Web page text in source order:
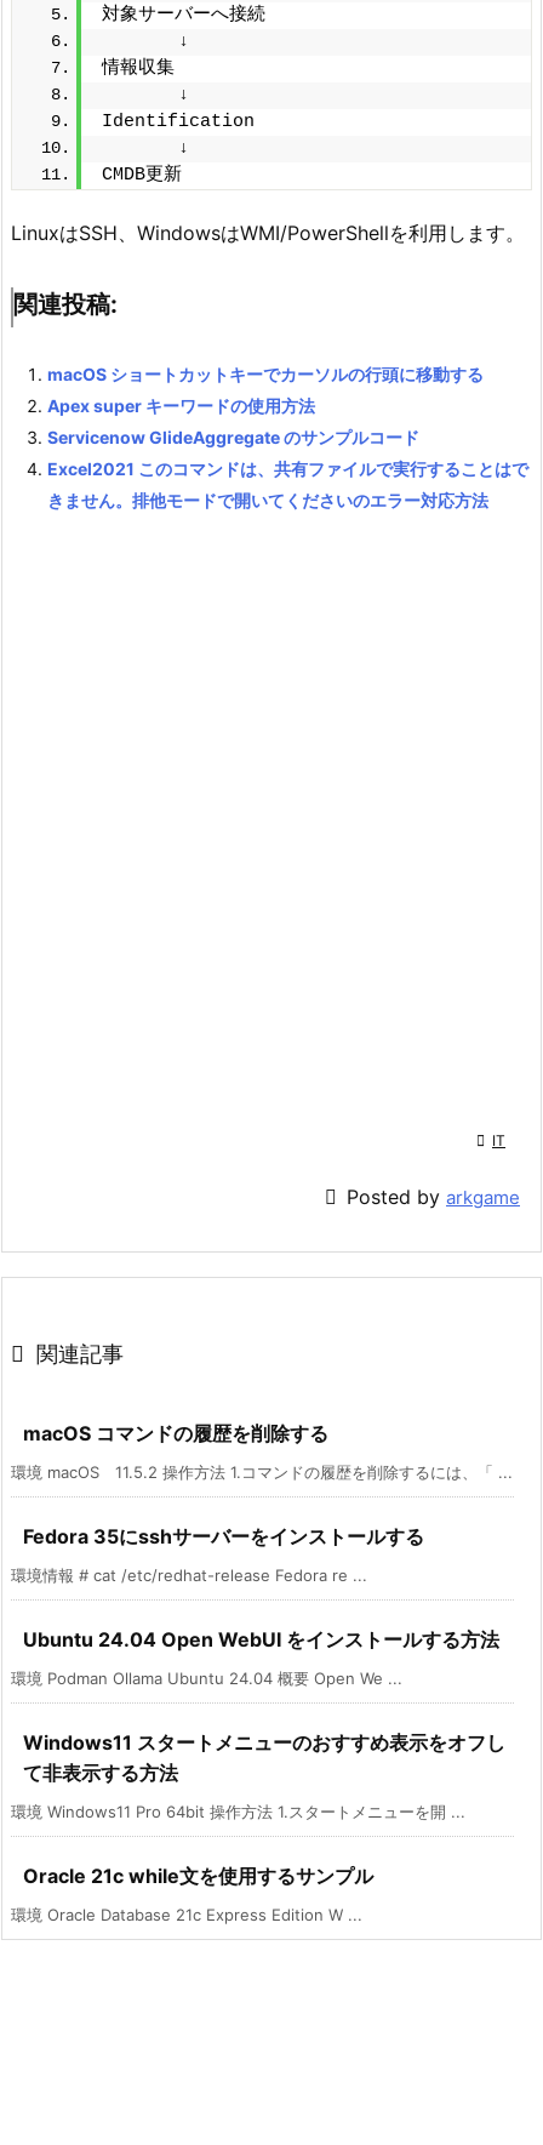
対象サーバーへ接続
       ↓
情報収集
       ↓
Identification
       ↓
CMDB更新
LinuxはSSH、WindowsはWMI/PowerShellを利用します。
関連投稿:
macOS ショートカットキーでカーソルの行頭に移動する
Apex super キーワードの使用方法
Servicenow GlideAggregate のサンプルコード
Excel2021 このコマンドは、共有ファイルで実行することはで
きません。排他モードで開いてくださいのエラー対応方法
 IT
 Posted by arkgame
 関連記事
macOS コマンドの履歴を削除する
環境 macOS 11.5.2 操作方法 1.コマンドの履歴を削除するには、「 ...
Fedora 35にsshサーバーをインストールする
環境情報 # cat /etc/redhat-release Fedora re ...
Ubuntu 24.04 Open WebUI をインストールする方法
環境 Podman Ollama Ubuntu 24.04 概要 Open We ...
Windows11 スタートメニューのおすすめ表示をオフし
て非表示する方法
環境 Windows11 Pro 64bit 操作方法 1.スタートメニューを開 ...
Oracle 21c while文を使用するサンプル
環境 Oracle Database 21c Express Edition W ...